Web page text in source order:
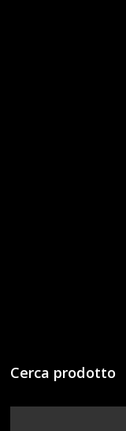
Cerca prodotto